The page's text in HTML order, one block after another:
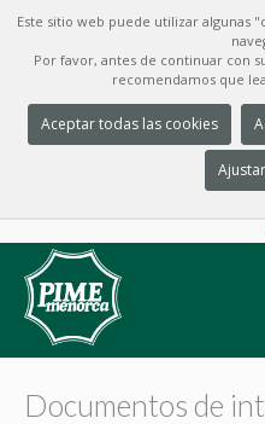
Este sitio web puede utilizar algunas
Por favor, antes de continuar con
recomendamos que
Aceptar todas las cookies
Documentos de